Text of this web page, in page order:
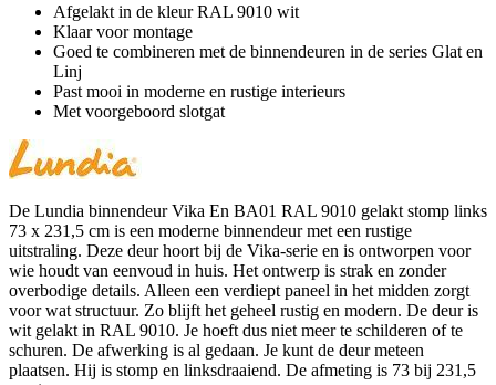
Afgelakt in de kleur RAL 9010 wit
Klaar voor montage
Goed te combineren met de binnendeuren in de series Glat en
Linj
Past mooi in moderne en rustige interieurs
Met voorgeboord slotgat
De Lundia binnendeur Vika En BA01 RAL 9010 gelakt stomp links
73 x 231,5 cm is een moderne binnendeur met een rustige
uitstraling. Deze deur hoort bij de Vika-serie en is ontworpen voor
wie houdt van eenvoud in huis. Het ontwerp is strak en zonder
overbodige details. Alleen een verdiept paneel in het midden zorgt
voor wat structuur. Zo blijft het geheel rustig en modern. De deur is
wit gelakt in RAL 9010. Je hoeft dus niet meer te schilderen of te
schuren. De afwerking is al gedaan. Je kunt de deur meteen
plaatsen. Hij is stomp en linksdraaiend. De afmeting is 73 bij 231,5